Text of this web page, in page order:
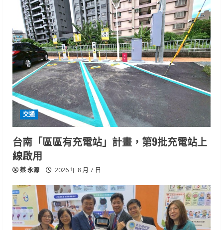
交通
台南「區區有充電站」計畫，第9批充電站上
線啟用
蔡 永源 2026 年 8 月 7 日